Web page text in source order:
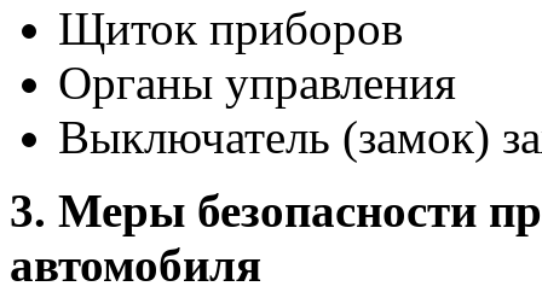
Щиток приборов
Органы управления
Выключатель (замок)
3. Меры безопасности
автомобиля